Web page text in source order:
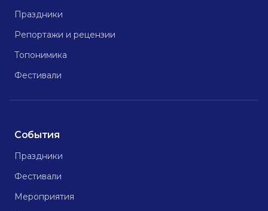
Праздники
Репортажи и рецензии
Топонимика
Фестивали
События
Праздники
Фестивали
Мероприятия